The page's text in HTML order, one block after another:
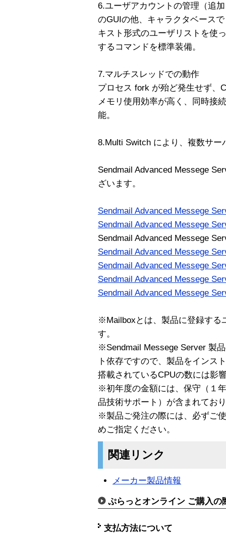
6.ユーザアカウントの管理（追
のGUIの他、キャラクタベース
キスト形式のユーザリストを使
するコマンドを標準装備。
7.マルチスレッドでの動作
プロセス fork が殆ど発生せず、
メモリ使用効率が高く、同時接
能。
8.Multi Switch により、複数サー
Sendmail Advanced Messege
ざいます。
Sendmail Advanced Messege
Sendmail Advanced Messege
Sendmail Advanced Messege
Sendmail Advanced Messege
Sendmail Advanced Messege
Sendmail Advanced Messege
Sendmail Advanced Messege
※Mailboxとは、製品に登録する
す。
※Sendmail Messege Server 製
ト依存ですので、製品をインス
搭載されているCPUの数には影
※初年度の金額には、保守（１
品技術サポート）が含まれてお
※製品ご発注の際には、必ずご
めご指定ください。
関連リンク
メーカー製品情報
ぷらっとオンライン ご購入の
支払方法について